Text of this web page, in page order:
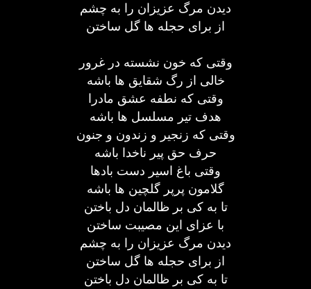
دیدن مرگ عزیزان را به چشم
از برای حجله ها گل ساختن
وقتی که خون نشسته در غرور
خالی از رگ شقایق ها باشه
وقتی که نطفه عشق مادرا
هدف تیر مسلسل ها باشه
وقتی که زنجیر و زندون و جنون
حرف حق پیر ناخدا باشه
وقتی باغ اسیر دست بادها
گلامون پرپر گلچین ها باشه
تا به کی بر ظالمان دل باختن
با عزای این مصیبت ساختن
دیدن مرگ عزیزان را به چشم
از برای حجله ها گل ساختن
تا به کی بر ظالمان دل باختن